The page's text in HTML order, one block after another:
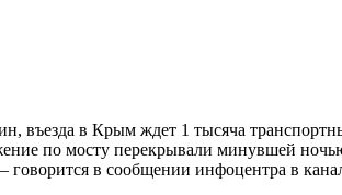
въезда в Крым ждет 1 тысяча
по мосту перекрывали минувшей
в сообщении инфоцентра в